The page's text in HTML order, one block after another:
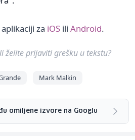
za iOS ili Android.
želite prijaviti grešku u tekstu?
Mark Malkin
omiljene izvore na Googlu